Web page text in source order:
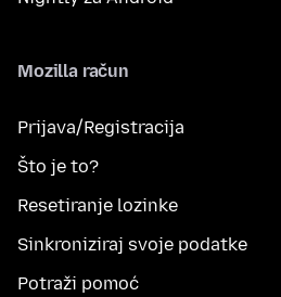
Mozilla račun
Prijava/Registracija
Što je to?
Resetiranje lozinke
Sinkroniziraj svoje podatke
Potraži pomoć